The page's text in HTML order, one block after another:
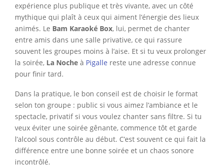
expérience plus publique et très vivante, avec un côté
mythique qui plaît à ceux qui aiment l’énergie des lieux
animés. Le Bam Karaoké Box, lui, permet de chanter
entre amis dans une salle privative, ce qui rassure
souvent les groupes moins à l’aise. Et si tu veux prolonger
la soirée, La Noche à Pigalle reste une adresse connue
pour finir tard.
Dans la pratique, le bon conseil est de choisir le format
selon ton groupe : public si vous aimez l’ambiance et le
spectacle, privatif si vous voulez chanter sans filtre. Si tu
veux éviter une soirée gênante, commence tôt et garde
l’alcool sous contrôle au début. C’est souvent ce qui fait la
différence entre une bonne soirée et un chaos sonore
incontrôlé.